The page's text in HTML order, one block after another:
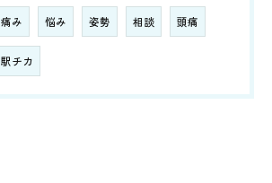
痛み 悩み 姿勢 相談 頭痛
駅チカ